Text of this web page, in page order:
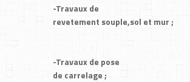
-Travaux de
revetement souple,sol et mur ;
-Travaux de pose
de carrelage ;